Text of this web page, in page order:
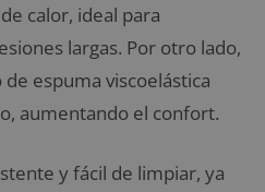
calor, ideal para
largas. Por otro lado,
espuma viscoelástica
aumentando el confort.
y fácil de limpiar, ya